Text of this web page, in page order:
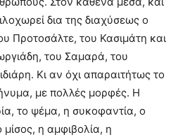
δια της διαχύσεως ο
Προτοσάλτε, του Κασιμάτη και
του Σαμαρά, του
Κι αν όχι απαραιτήτως το
με πολλές μορφές. Η
το ψέμα, η συκοφαντία, ο
η αμφιβολία, η